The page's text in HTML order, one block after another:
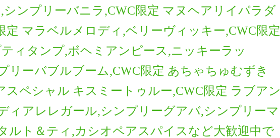
シンプリーバニラ,CWC限定 マヌヘアリイパラダ
定 マラベルメロディ,ベリーヴィッキー,CWC限定
ィタンプ,ボヘミアンピース,ニッキーラッ
リーバブルブーム,CWC限定 あちゃちゅむずき
スペシャル キスミートゥルー,CWC限定 ラブアン
ィアレレガール,シンプリーグアバ,シンプリーマ
ルト＆ティ,カシオペアスパイスなど大歓迎中で